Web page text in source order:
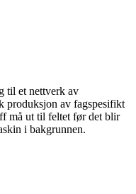
til et nettverk av
produksjon av fagspesifikt
må ut til feltet før det blir
i bakgrunnen.